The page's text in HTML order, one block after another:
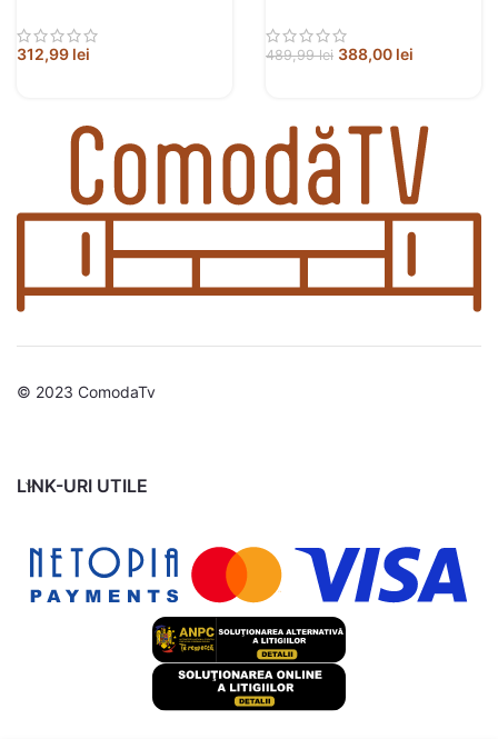
312,99 lei 489,99lei 388,00 lei
© 2023 ComodaTv
LINK-URI UTILE